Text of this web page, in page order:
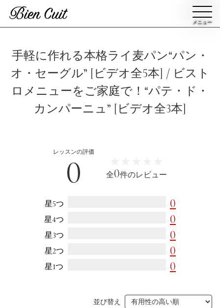
メニュー
ログイン
ショップ
講師紹介
利用規約
お問い合わせ
パン辞典
よくある質問
トップページ
手軽に作れる本格ライ麦パン“パン・
オ・セーグル” [ビデオ全5本] / ビスト
ロメニューをご家庭で！“パテ・ド・
カンパーニュ” [ビデオ全3本]
レッスンの評価
0 全0件のレビュー
星5つ 0
星4つ 0
星3つ 0
星2つ 0
星1つ 0
並び替え